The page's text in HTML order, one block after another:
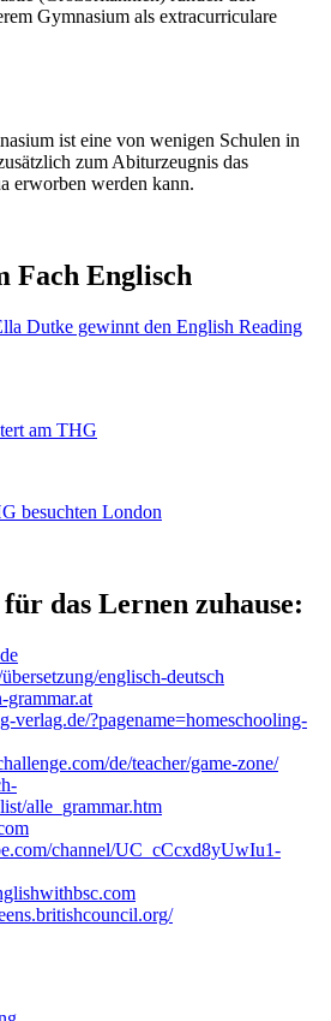
Gymnasium als extracurriculare
ist eine von wenigen Schulen in
zum Abiturzeugnis das
erworben werden kann.
Fach Englisch
Dutke gewinnt den English Reading
am THG
besuchten London
das Lernen zuhause:
englisch-deutsch
verlag.de/?pagename=homeschooling-
de/teacher/game-zone/
alle_grammar.htm
channel/UC_cCcxd8yUwIu1-